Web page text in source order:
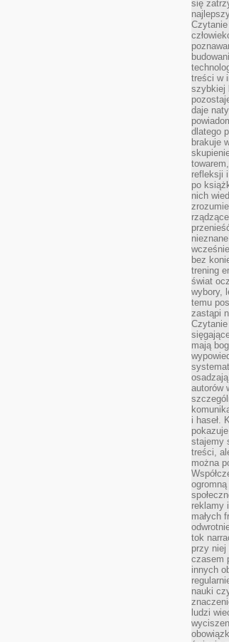
się
treści w
szybkiej
daje
dlatego
brakuje
refleksji
po
nich
bez
trening
świat
wybory,
temu
zastąpi
mają
autorów
i haseł.
stajemy
treści,
można
reklamy
małych
tok
przy niej
czasem
innych
nauki
ludzi